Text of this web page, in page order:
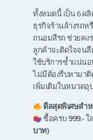
ทั้งหมดนี้ เป็น 6 ผ
ธุรกิจร้านล้างรถห
ถนอมสีรถ ช่วยคง
ลูกค้าจะติดใจจนลื
ใช้บริการซ้ำแน่น
ไม่มีต้องรีบหามาติ
เพิ่มเติมในหมวด
ดีลสุดพิเศษสำ
ซื้อครบ999.-ใ
บาท)